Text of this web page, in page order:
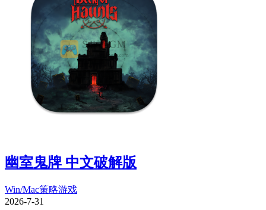
幽室鬼牌 中文破解版
Win/Mac策略游戏
2026-7-31